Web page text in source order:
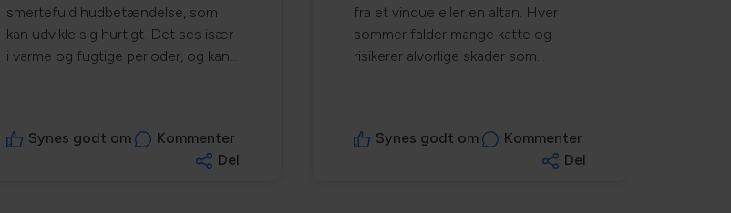
smertefuld hudbetændelse, som
kan udvikle sig hurtigt. Det ses især
i varme og fugtige perioder, og kan
hunde her:
https://www.netdyredoktor.dk/hund/sygdomsleksikon/h/hot-
Synes godt om
Kommenter
Del
fra et vindue eller en altan. Hver
sommer falder mange katte og
risikerer alvorlige skader som
Afskærm altaner Er din kat faldet?
Tag straks til dyrlægen. Læs mere
Synes godt om
Kommenter
Del